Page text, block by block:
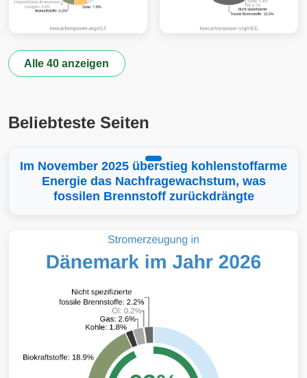
Alle 40 anzeigen
Beliebteste Seiten
Im November 2025 überstieg kohlenstoffarme
Energie das Nachfragewachstum, was
fossilen Brennstoff zurückdrängte